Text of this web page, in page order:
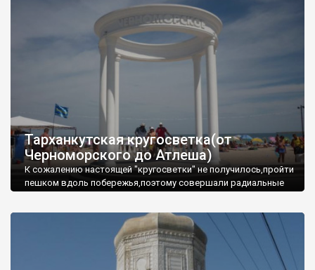
Тарханкутская кругосветка(от
Черноморского до Атлеша)
К сожалению настоящей "кругосветки" не получилось,пройти
пешком вдоль побережья,поэтому совершали радиальные